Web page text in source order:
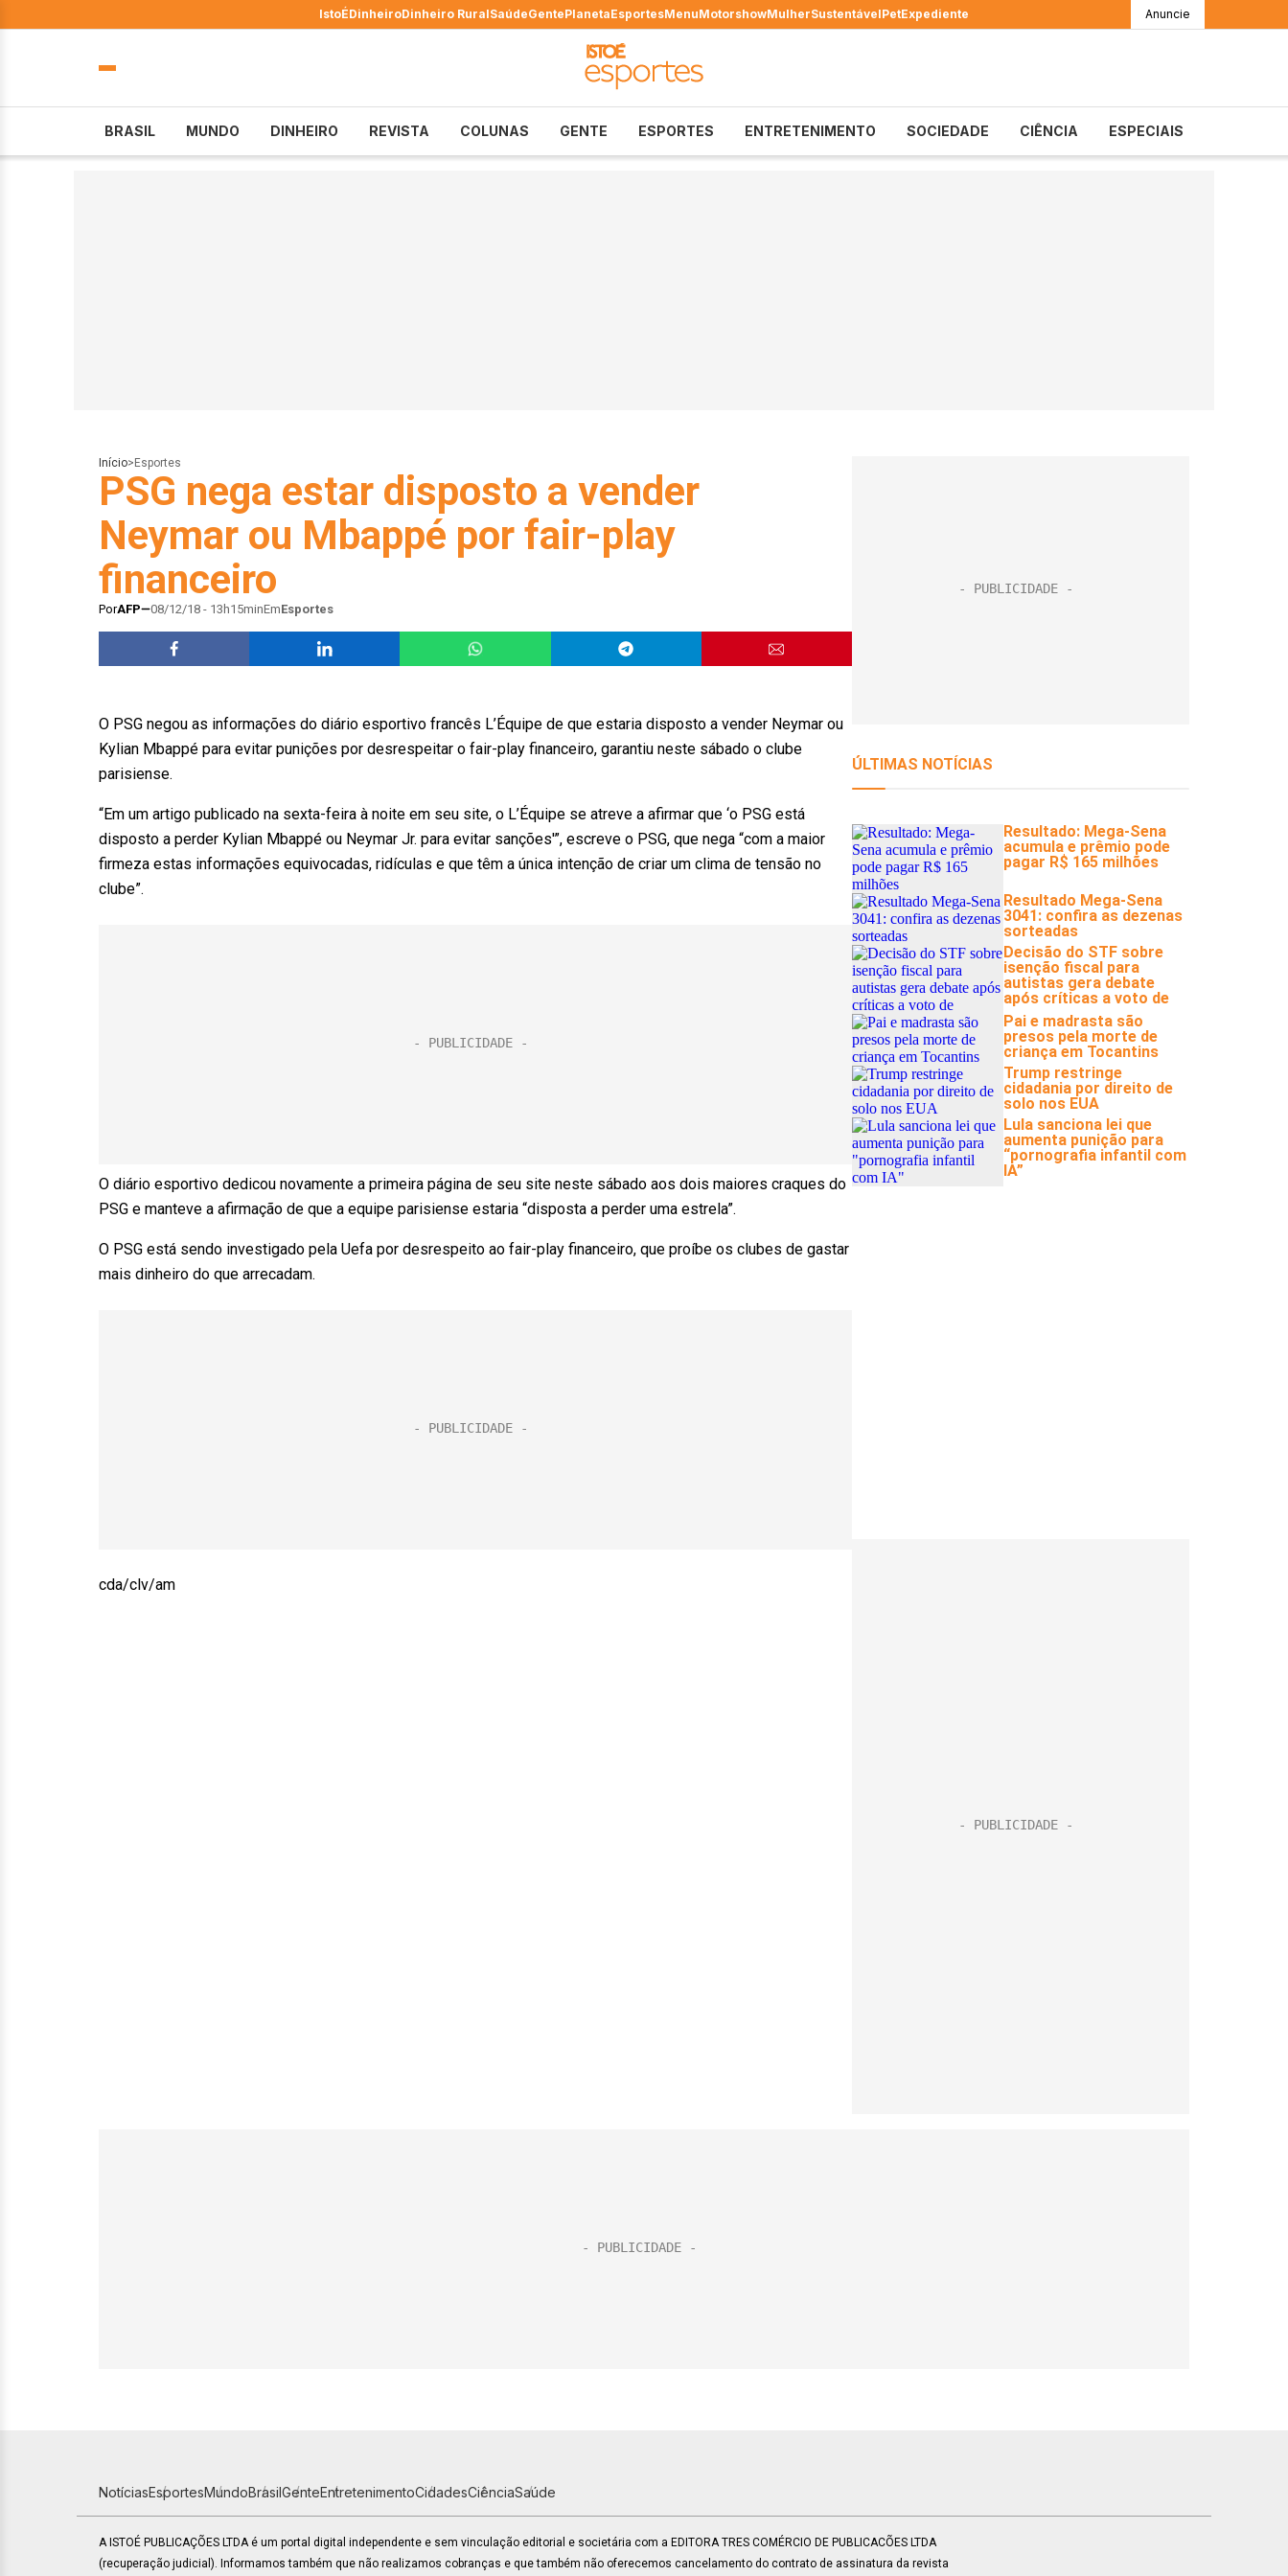
IstoÉDinheiroDinheiro RuralSaúdeGentePlanetaEsportesMenuMotorshowMulherSustentávelPetExpediente Anuncie
BRASIL MUNDO DINHEIRO REVISTA COLUNAS GENTE ESPORTES ENTRETENIMENTO SOCIEDADE CIÊNCIA ESPECIAIS
Início> Esportes
PSG nega estar disposto a vender
Neymar ou Mbappé por fair-play
financeiro
PorAFP 08/12/18 - 13h15minEmEsportes
O PSG negou as informações do diário esportivo francês L’Équipe de que estaria disposto a vender Neymar ou
Kylian Mbappé para evitar punições por desrespeitar o fair-play financeiro, garantiu neste sábado o clube
parisiense.
“Em um artigo publicado na sexta-feira à noite em seu site, o L’Équipe se atreve a afirmar que ‘o PSG está
disposto a perder Kylian Mbappé ou Neymar Jr. para evitar sanções'”, escreve o PSG, que nega “com a maior
firmeza estas informações equivocadas, ridículas e que têm a única intenção de criar um clima de tensão no
clube”.
O diário esportivo dedicou novamente a primeira página de seu site neste sábado aos dois maiores craques do
PSG e manteve a afirmação de que a equipe parisiense estaria “disposta a perder uma estrela”.
O PSG está sendo investigado pela Uefa por desrespeito ao fair-play financeiro, que proíbe os clubes de gastar
mais dinheiro do que arrecadam.
cda/clv/am
NotíciasEsportesMundoBrasilGenteEntretenimentoCidadesCiênciaSaúde
A ISTOÉ PUBLICAÇÕES LTDA é um portal digital independente e sem vinculação editorial e societária com a EDITORA TRES COMÉRCIO DE PUBLICACÕES LTDA
(recuperação judicial). Informamos também que não realizamos cobranças e que também não oferecemos cancelamento do contrato de assinatura da revista